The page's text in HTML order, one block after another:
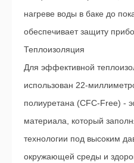
нагреве воды в баке до
обеспечивает защиту
Теплоизоляция
Для эффективной
использован 22-
полиуретана (CFC-Free) -
материала, который
технологии под высоким
окружающей среды и